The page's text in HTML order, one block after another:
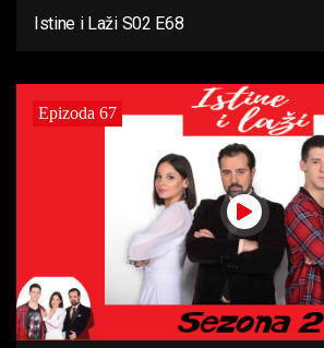
Istine i Laži S02 E68
Epizoda 67